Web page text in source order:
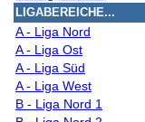
LIGABEREICHE...
A - Liga Nord
A - Liga Ost
A - Liga Süd
A - Liga West
B - Liga Nord 1